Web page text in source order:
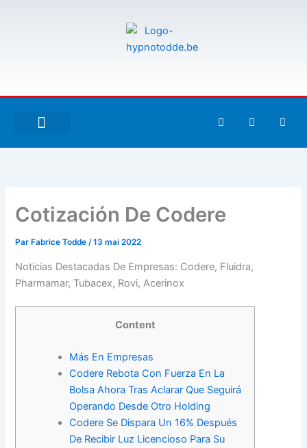
F
a
e
f
T
w
t
G
i
h
Cotización De Codere
Par Fabrice Todde/13 mai 2022
Noticias Destacadas De Empresas: Codere, Fluidra,
Pharmamar, Tubacex, Rovi, Acerinox
Content
Más En Empresas
Codere Rebota Con Fuerza En La
Bolsa Ahora Tras Aclarar Que Seguirá
Operando Desde Otro Holding
Codere Se Dispara Un 16% Después
De Recibir Luz Licencioso Para Su